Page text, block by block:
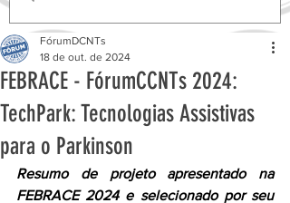
FEBRACE - FórumCCNTs 2024:
TechPark: Tecnologias Assistivas
para o Parkinson
FórumDCNTs
18 de out. de 2024
Resumo de projeto apresentado na
FEBRACE 2024 e selecionado por seu